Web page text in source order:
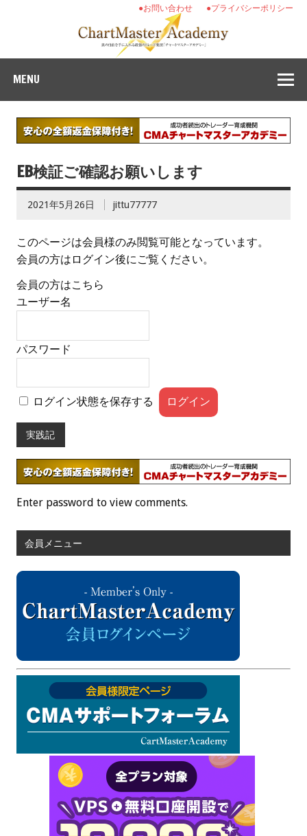
●プライバシーポリシー
●お問い合わせ
MENU
EB検証ご確認お願いします
2021年5月26日 jittu77777
このページは会員様のみ閲覧可能となっています。
会員の方はログイン後にご覧ください。
会員の方はこちら
ユーザー名
パスワード
ログイン状態を保存する
実践記
Enter password to view comments.
会員メニュー